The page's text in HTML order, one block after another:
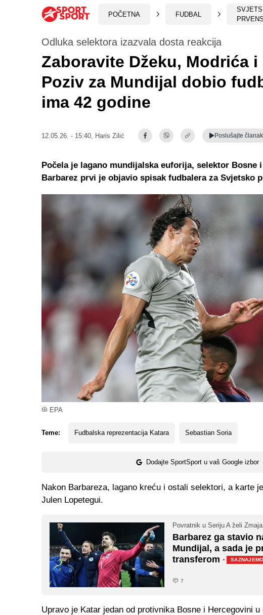
POČETNA FUDBAL
EPA
Odluka selektora izazvala dosta reakcija
Zaboravite Džeku, Modrića i
Poziv za Mundijal dobio
ima 42 godine
12.05.26. - 15:40, Haris Zilić Poslušajte članak
Teme: Fudbalska reprezentacija Katara Sebastian Soria
Dodajte SportSport u vaš Google izbor
Počela je lagano mundijalska euforija, selektor Bosne
Barbarez prvi je objavio spisak fudbalera za Svjetsko
Nakon Barbareza, lagano kreću i ostali selektori, a karte
Julen Lopetegui.
Povratnik u Seriju A želi Zmaja
Barbarez ga stavio
Mundijal, a sada je
transferom · SAZNAJEMO
7
Upravo je Katar jedan od protivnika Bosne i Hercegovini u